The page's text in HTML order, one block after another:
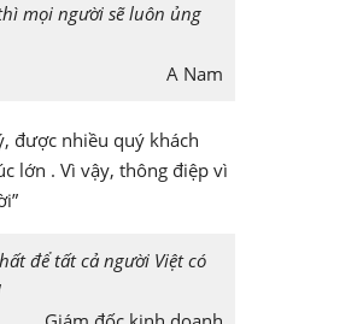
mọi người sẽ luôn ủng
A Nam
được nhiều quý khách
lớn . Vì vậy, thông điệp vì
để tất cả người Việt có